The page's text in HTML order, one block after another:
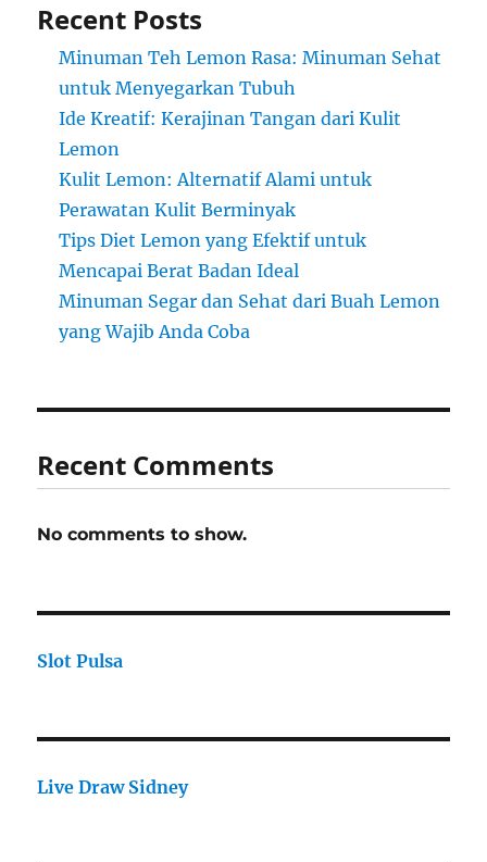
Recent Posts
Minuman Teh Lemon Rasa: Minuman Sehat
untuk Menyegarkan Tubuh
Ide Kreatif: Kerajinan Tangan dari Kulit
Lemon
Kulit Lemon: Alternatif Alami untuk
Perawatan Kulit Berminyak
Tips Diet Lemon yang Efektif untuk
Mencapai Berat Badan Ideal
Minuman Segar dan Sehat dari Buah Lemon
yang Wajib Anda Coba
Recent Comments
No comments to show.
Slot Pulsa
Live Draw Sidney